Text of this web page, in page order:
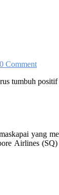
0 Comment
tumbuh
yang
Airlines